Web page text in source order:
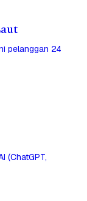
pelanggan 24
(ChatGPT,